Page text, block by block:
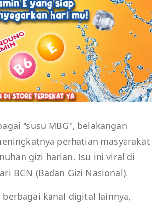
"susu MBG", belakangan
perhatian masyarakat
gizi harian. Isu ini viral di
BGN (Badan Gizi Nasional).
kanal digital lainnya,